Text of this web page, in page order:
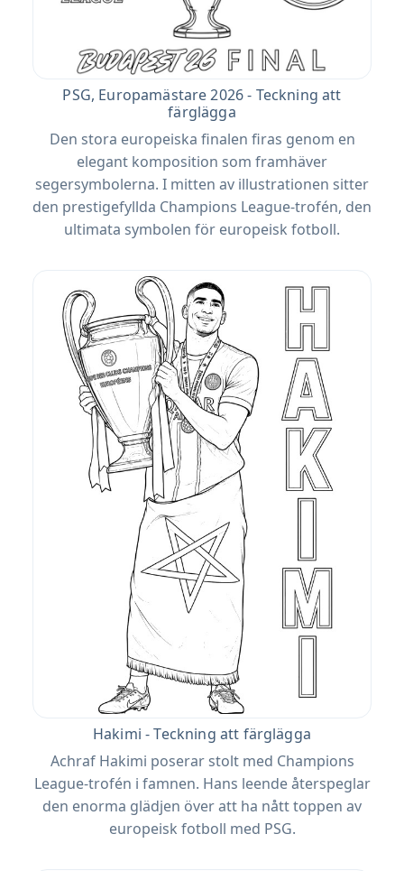
PSG, Europamästare 2026 - Teckning att
färglägga
Den stora europeiska finalen firas genom en
elegant komposition som framhäver
segersymbolerna. I mitten av illustrationen sitter
den prestigefyllda Champions League-trofén, den
ultimata symbolen för europeisk fotboll.
Hakimi - Teckning att färglägga
Achraf Hakimi poserar stolt med Champions
League-trofén i famnen. Hans leende återspeglar
den enorma glädjen över att ha nått toppen av
europeisk fotboll med PSG.